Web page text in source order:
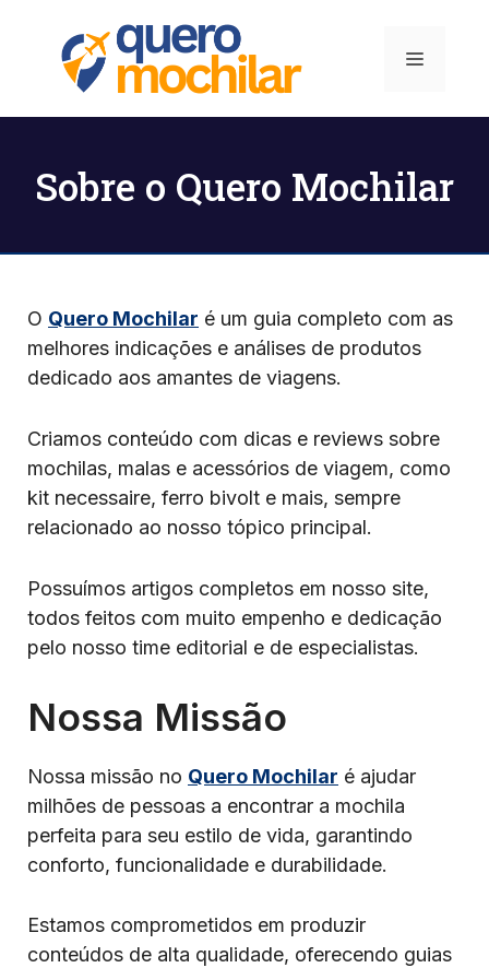
Menu
Sobre o Quero Mochilar
O Quero Mochilar é um guia completo com as
melhores indicações e análises de produtos
dedicado aos amantes de viagens.
Criamos conteúdo com dicas e reviews sobre
mochilas, malas e acessórios de viagem, como
kit necessaire, ferro bivolt e mais, sempre
relacionado ao nosso tópico principal.
Possuímos artigos completos em nosso site,
todos feitos com muito empenho e dedicação
pelo nosso time editorial e de especialistas.
Nossa Missão
Nossa missão no Quero Mochilar é ajudar
milhões de pessoas a encontrar a mochila
perfeita para seu estilo de vida, garantindo
conforto, funcionalidade e durabilidade.
Estamos comprometidos em produzir
conteúdos de alta qualidade, oferecendo guias